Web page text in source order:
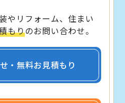
やリフォーム、住まい
もりのお問い合わせ。
・無料お見積もり